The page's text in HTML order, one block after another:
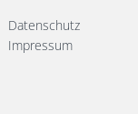
Datenschutz
Impressum